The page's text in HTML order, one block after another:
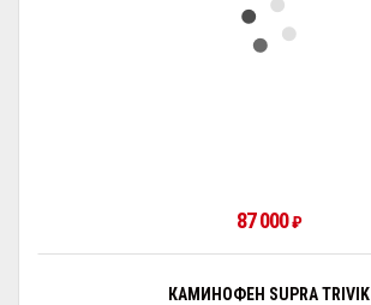
87 000₽
КАМИНОФЕН SUPRA TRIVIK